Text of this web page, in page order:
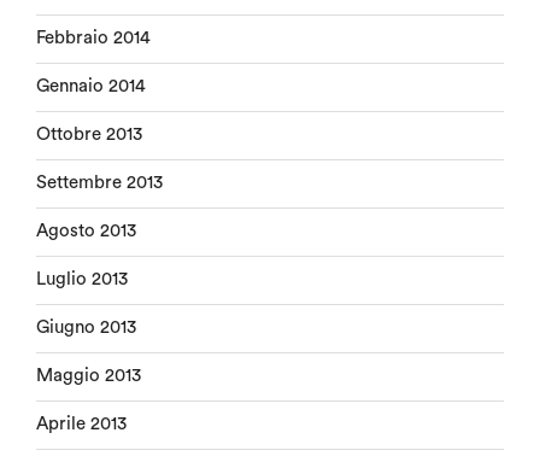
Febbraio 2014
Gennaio 2014
Ottobre 2013
Settembre 2013
Agosto 2013
Luglio 2013
Giugno 2013
Maggio 2013
Aprile 2013